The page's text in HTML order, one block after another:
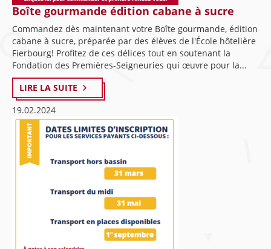
Boîte gourmande édition cabane à sucre
Commandez dès maintenant votre Boîte gourmande, édition
cabane à sucre, préparée par des élèves de l'École hôtelière
Fierbourg! Profitez de ces délices tout en soutenant la
Fondation des Premières-Seigneuries qui œuvre pour la...
LIRE LA SUITE
19.02.2024